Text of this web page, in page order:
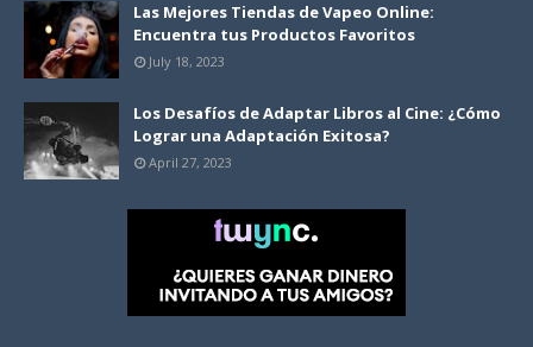
Las Mejores Tiendas de Vapeo Online:
Encuentra tus Productos Favoritos
July 18, 2023
Los Desafíos de Adaptar Libros al Cine: ¿Cómo
Lograr una Adaptación Exitosa?
April 27, 2023